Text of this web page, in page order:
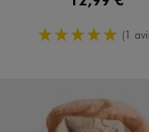
5/5 de
(1